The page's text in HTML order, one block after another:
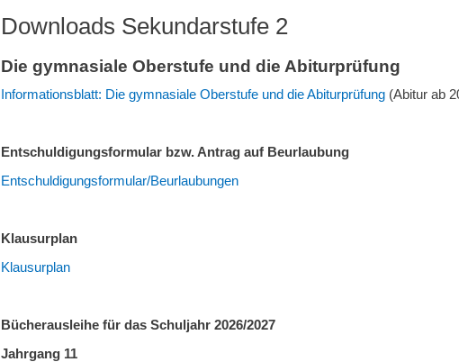
Downloads Sekundarstufe 2
Die gymnasiale Oberstufe und die Abiturprüfung
Informationsblatt: Die gymnasiale Oberstufe und die Abiturprüfung (Abitur ab
Entschuldigungsformular bzw. Antrag auf Beurlaubung
Entschuldigungsformular/Beurlaubungen
Klausurplan
Klausurplan
Bücherausleihe für das Schuljahr 2026/2027
Jahrgang 11